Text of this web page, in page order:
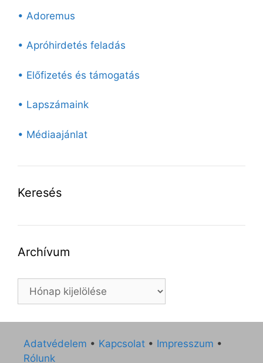
• Adoremus
• Apróhirdetés feladás
• Előfizetés és támogatás
• Lapszámaink
• Médiaajánlat
Keresés
Archívum
Archívum
Adatvédelem • Kapcsolat • Impresszum •
Rólunk